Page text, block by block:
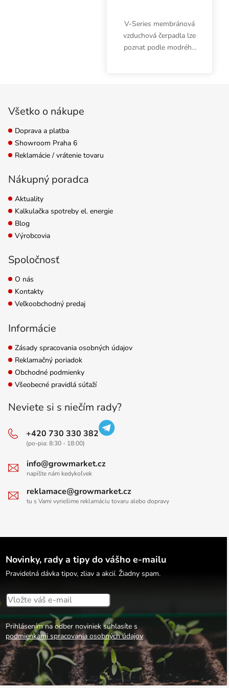
V-Series membránová
vzduchová čerpadla lze
poznat podle modrého
Všetko o nákupe
Doprava a platba
Showroom Praha 6
Reklamácie / vrátenie tovaru
Nákupný poradca
Aktuality
Kalkulačka spotreby el. energie
Blog
Výrobcovia
Spoločnosť
O nás
Kontakty
Veľkoobchodný predaj
Informácie
Zásady spracovania osobných údajov
Reklamačný poriadok
Obchodné podmienky
Všeobecné pravidlá súťaží
Neviete si s niečím rady?
+420 730 330 382
(po-pia: 8:30 - 18:00)
info@growmarket.cz
napíšte nám kedykoľvek
reklamace@growmarket.cz
tu s Vami vyriešime reklamáciu tovaru alebo dopravy
Novinky, rady a tipy do vášho e-mailu
Pravidelná dávka tipov, zliav a akcií. Žiadny spam.
Prihlásením na odber noviniek súhlasíte s
podmienkami spracovania osobných údajov